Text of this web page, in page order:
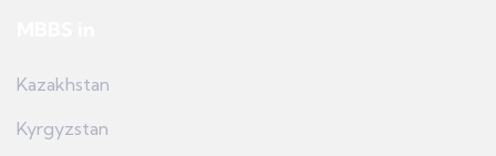
Kazakhstan
Kyrgyzstan